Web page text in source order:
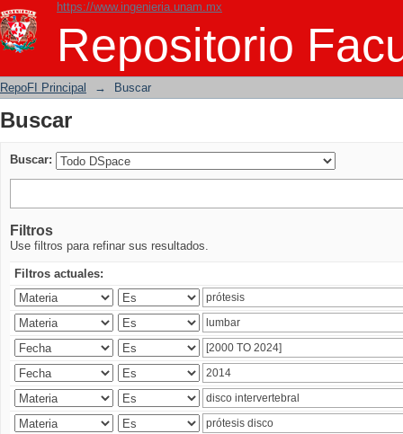
https://www.ingenieria.unam.mx
Repositorio
Buscar
RepoFI Principal → Buscar
Buscar
Buscar:
Filtros
Use filtros para refinar sus resultados.
Filtros actuales: